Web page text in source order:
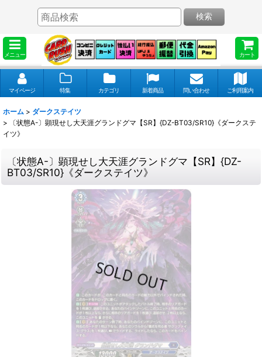
メニュー カート
検索
マイページ 特集 カテゴリ 新着商品 問い合わせ ご利用案内
ホーム > ダークステイツ
>
〔状態A-〕顕現せし大天涯グランドグマ【SR】{DZ-BT03/SR10}《ダークステ
イツ》
〔状態A-〕顕現せし大天涯グランドグマ【SR】{DZ-
BT03/SR10}《ダークステイツ》